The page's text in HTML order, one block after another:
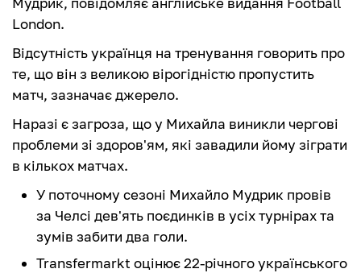
London.
Відсутність українця на тренування говорить про
те, що він з великою вірогідністю пропустить
матч, зазначає джерело.
Наразі є загроза, що у Михайла виникли чергові
проблеми зі здоров'ям, які завадили йому зіграти
в кількох матчах.
У поточному сезоні Михайло Мудрик провів
за Челсі дев'ять поєдинків в усіх турнірах та
зумів забити два голи.
Transfermarkt оцінює 22-річного українського